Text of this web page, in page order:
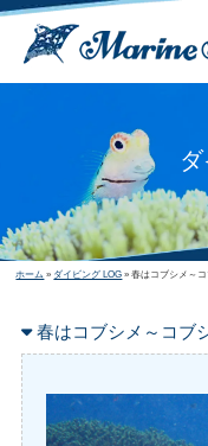
ホーム » ダイビング LOG » 春はコブシメ～
春はコブシメ～コブ